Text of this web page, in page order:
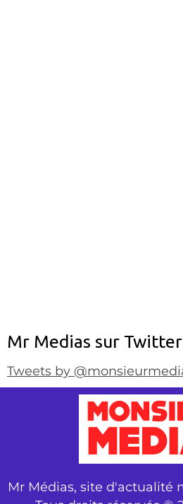
Mr Medias sur Twitter
Tweets by
Mr Médias, site d'actualité